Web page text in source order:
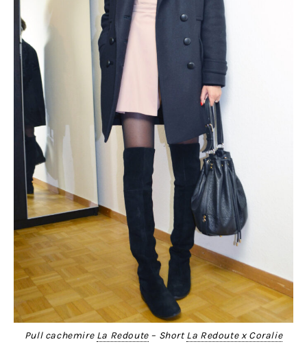
Pull cachemire La Redoute– ShortLa Redoute x Coralie